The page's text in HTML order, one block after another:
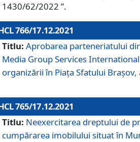
1430/62/2022 ”.
766/17.12.2021
Titlu: Aprobarea parteneriatului
Media Group Services
organizării în Piața Sfatului
765/17.12.2021
Titlu: Neexercitarea dreptului de
cumpărarea imobilului situat în